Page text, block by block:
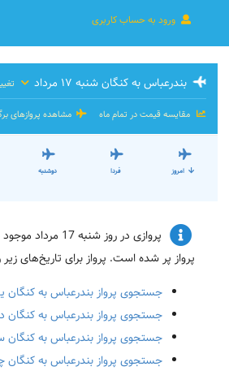
ورود به حساب کاربری
بندرعباس به کنگان شنبه ۱۷ مرداد
مقایسه قیمت در تمام ماه مشاهده پروازهای
امروز فردا دوشنبه
پروازی در روز شنبه
پرواز پر شده است. پرواز برای تاریخ‌های
جستجوی پرواز بندرعباس به کنگان
جستجوی پرواز بندرعباس به کنگان دوشنبه
جستجوی پرواز بندرعباس به کنگان سه‌شنبه
جستجوی پرواز بندرعباس به کنگان